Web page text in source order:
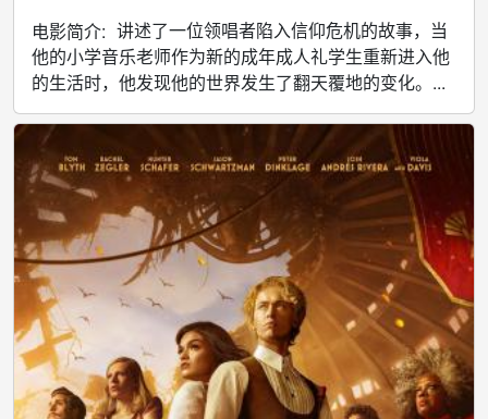
电影简介: 讲述了一位领唱者陷入信仰危机的故事，当
他的小学音乐老师作为新的成年成人礼学生重新进入他
的生活时，他发现他的世界发生了翻天覆地的变化。...